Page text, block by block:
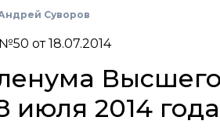
Суворов
июля 2014 года